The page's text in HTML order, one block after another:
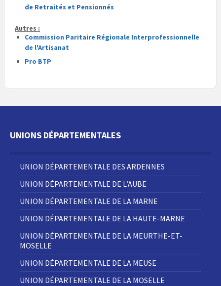
de Retraités et Pensionnés
Autres :
Commission Paritaire Régionale Interprofessionnelle
de l'Artisanat
Pro BTP
UNIONS DÉPARTEMENTALES
UNION DÉPARTEMENTALE DES ARDENNES
UNION DÉPARTEMENTALE DE L’AUBE
UNION DÉPARTEMENTALE DE LA MARNE
UNION DÉPARTEMENTALE DE LA HAUTE-MARNE
UNION DÉPARTEMENTALE DE LA MEURTHE-ET-
MOSELLE
UNION DÉPARTEMENTALE DE LA MEUSE
UNION DÉPARTEMENTALE DE LA MOSELLE